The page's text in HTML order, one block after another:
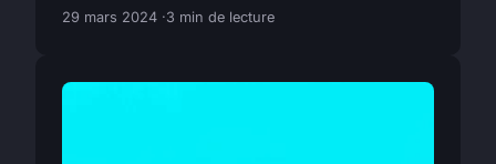
29 mars 2024 3 min de lecture